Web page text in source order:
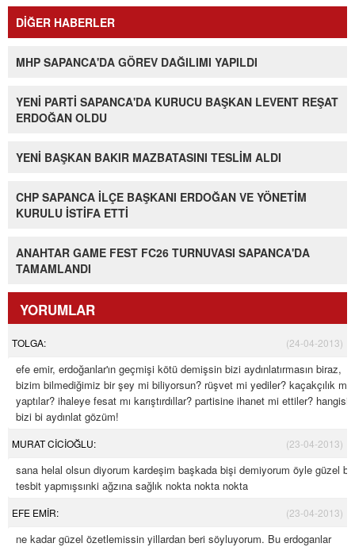
DİĞER HABERLER
MHP SAPANCA'DA GÖREV DAĞILIMI YAPILDI
YENİ PARTİ SAPANCA'DA KURUCU BAŞKAN LEVENT REŞAT
ERDOĞAN OLDU
YENİ BAŞKAN BAKIR MAZBATASINI TESLİM ALDI
CHP SAPANCA İLÇE BAŞKANI ERDOĞAN VE YÖNETİM
KURULU İSTİFA ETTİ
ANAHTAR GAME FEST FC26 TURNUVASI SAPANCA'DA
TAMAMLANDI
YORUMLAR
TOLGA: (24-04-2013)
efe emir, erdoğanlar'ın geçmişi kötü demişsin bizi aydınlatırmasın biraz,
bizim bilmediğimiz bir şey mi biliyorsun? rüşvet mi yediler? kaçakçılık mı
yaptılar? ihaleye fesat mı karıştırdıllar? partisine ihanet mi ettiler? hangisi?
bizi bi aydınlat gözüm!
MURAT CİCİOĞLU: (23-04-2013)
sana helal olsun diyorum kardeşim başkada bişi demiyorum öyle güzel bi
tesbit yapmışsınki ağzına sağlık nokta nokta nokta
EFE EMİR: (23-04-2013)
ne kadar güzel özetlemissin yillardan beri söyluyorum. Bu erdoganlar